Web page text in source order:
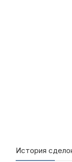
История